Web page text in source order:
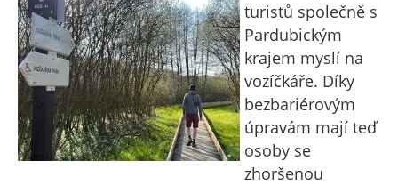
turistů společně s
Pardubickým
krajem myslí na
vozíčkáře. Díky
bezbariérovým
úpravám mají teď
osoby se
zhoršenou